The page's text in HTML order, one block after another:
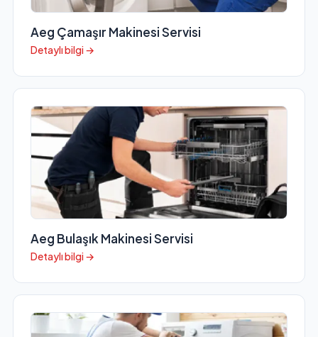
Aeg Çamaşır Makinesi Servisi
Detaylı bilgi →
Aeg Bulaşık Makinesi Servisi
Detaylı bilgi →